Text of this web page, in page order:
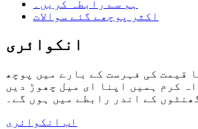
ہم سے رابطہ کریں۔
اکثر پوچھے گئے سوالات
انکوائری
قیمت کی فہرست کے بارے میں پوچھ
کرم ہمیں اپنا ای میل چھوڑ دیں
اب انکوائری